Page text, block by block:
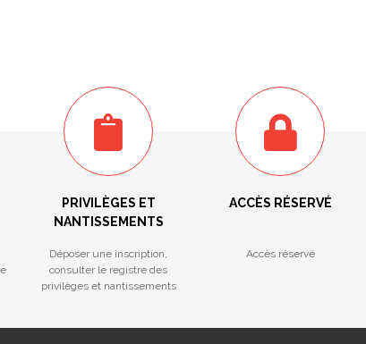
PRIVILÈGES ET
NANTISSEMENTS
Déposer une inscription,
consulter le registre des
privilèges et nantissements
ACCÈS RÉSERVÉ
Accès réservé